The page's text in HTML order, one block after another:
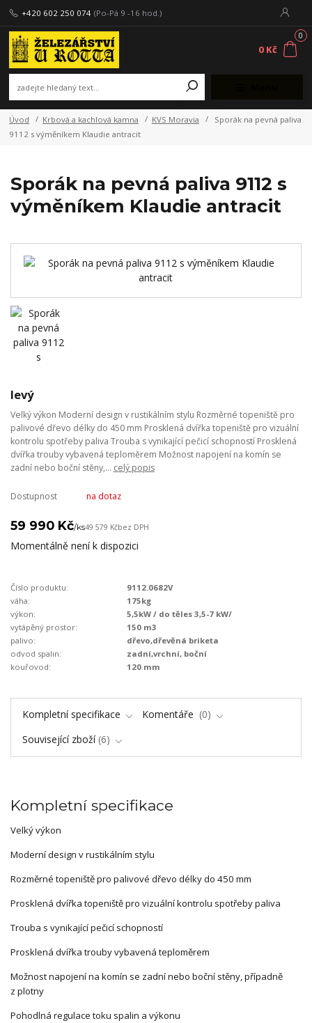
+420 602 250 074 (Po-Pá 9 -16 hod.)
0
0 Kč
Úvod Krbová a kachlová kamna KVS Moravia
Sporák na pevná paliva
9112 s výměníkem Klaudie antracit
Sporák na pevná paliva 9112 s
výměníkem Klaudie antracit
levý
Velký výkon Moderní design v rustikálním stylu Rozměrné topeniště pro
palivové dřevo délky do 450 mm Prosklená dvířka topeniště pro vizuální
kontrolu spotřeby paliva Trouba s vynikající pečicí schopností Prosklená
dvířka trouby vybavená teploměrem Možnost napojení na komín se
zadní nebo boční stěny,... celý popis
Dostupnost na dotaz
59 990 Kč/ks49 579 Kčbez DPH
Momentálně není k dispozici
Číslo produktu:
9112.0682V
váha:
175kg
výkon:
5,5kW / do těles 3,5-7 kW/
vytápěný prostor:
150 m3
palivo:
dřevo,dřevěná briketa
odvod spalin:
zadní,vrchní, boční
kouřovod:
120 mm
Kompletní specifikace Komentáře
0
Související zboží 6
Kompletní specifikace
Velký výkon
Moderní design v rustikálním stylu
Rozměrné topeniště pro palivové dřevo délky do 450 mm
Prosklená dvířka topeniště pro vizuální kontrolu spotřeby paliva
Trouba s vynikající pečicí schopností
Prosklená dvířka trouby vybavená teploměrem
Možnost napojení na komín se zadní nebo boční stěny, případně
z plotny
Pohodlná regulace toku spalin a výkonu